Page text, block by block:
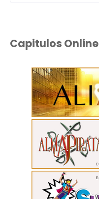
Capitulos Online